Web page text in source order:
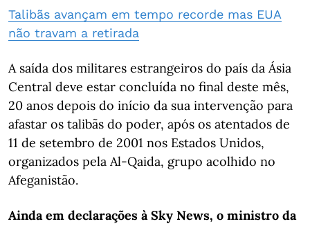
Talibãs avançam em tempo recorde mas EUA
não travam a retirada
A saída dos militares estrangeiros do país da Ásia
Central deve estar concluída no final deste mês,
20 anos depois do início da sua intervenção para
afastar os talibãs do poder, após os atentados de
11 de setembro de 2001 nos Estados Unidos,
organizados pela Al-Qaida, grupo acolhido no
Afeganistão.
Ainda em declarações à Sky News, o ministro da